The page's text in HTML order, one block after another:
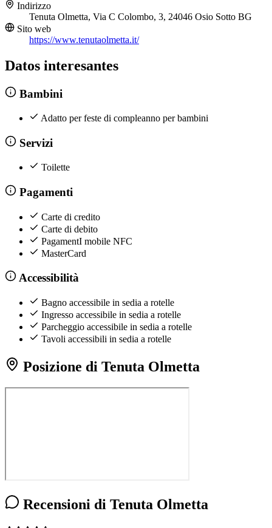
Indirizzo
Tenuta Olmetta, Via C Colombo, 3, 24046 Osio Sotto BG
Sito web
https://www.tenutaolmetta.it/
Datos interesantes
Bambini
Adatto per feste di compleanno per bambini
Servizi
Toilette
Pagamenti
Carte di credito
Carte di debito
PagamentI mobile NFC
MasterCard
Accessibilità
Bagno accessibile in sedia a rotelle
Ingresso accessibile in sedia a rotelle
Parcheggio accessibile in sedia a rotelle
Tavoli accessibili in sedia a rotelle
Posizione di Tenuta Olmetta
Recensioni di Tenuta Olmetta